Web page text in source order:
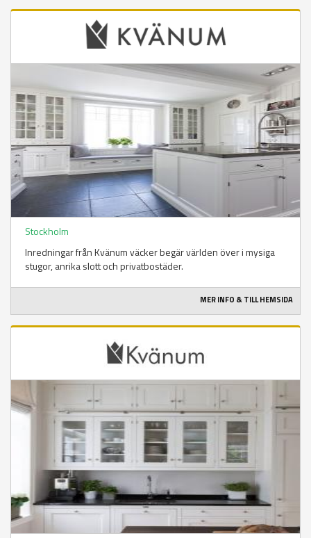
Stockholm
Inredningar från Kvänum väcker begär världen över i mysiga
stugor, anrika slott och privatbostäder.
MER INFO & TILL HEMSIDA